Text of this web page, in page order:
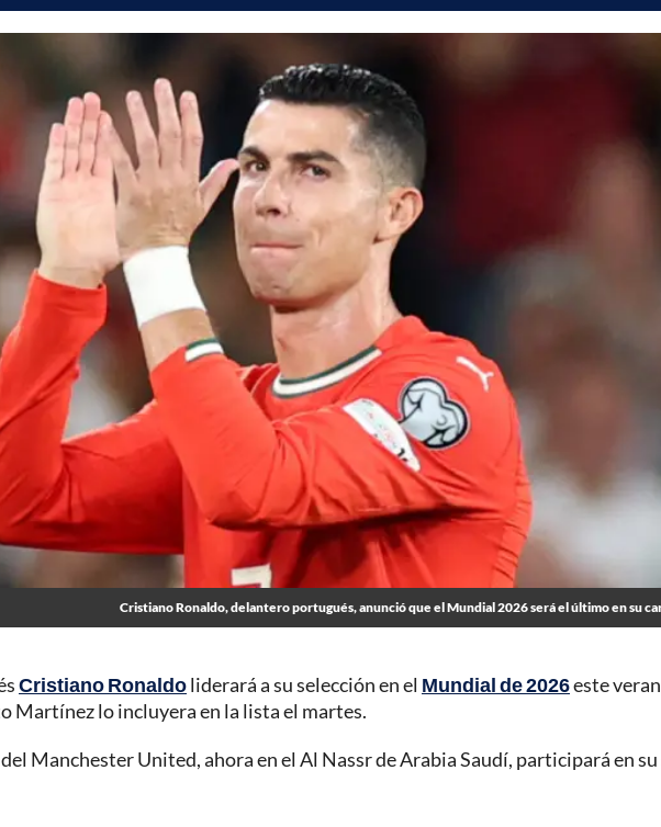
Cristiano Ronaldo, delantero portugués, anunció que el Mundial 2026 será el último en su
Cristiano Ronaldoliderará a su selección en el Mundial de 2026este
Martínez lo incluyera en la lista el martes.
Manchester United, ahora en el Al Nassr de Arabia Saudí, participará en